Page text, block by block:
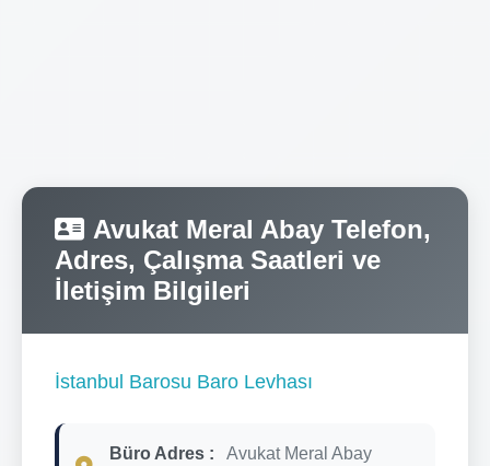
Avukat Meral Abay Telefon,
Adres, Çalışma Saatleri ve
İletişim Bilgileri
İstanbul Barosu Baro Levhası
Büro Adres :
Avukat Meral Abay